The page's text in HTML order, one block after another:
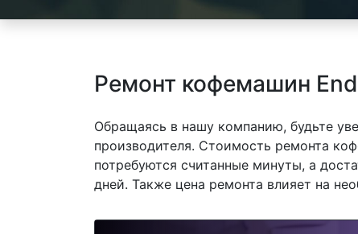
Ремонт кофемашин
Обращаясь в нашу компанию, будьте
производителя. Стоимость ремонта
потребуются считанные минуты, а
дней. Также цена ремонта влияет на